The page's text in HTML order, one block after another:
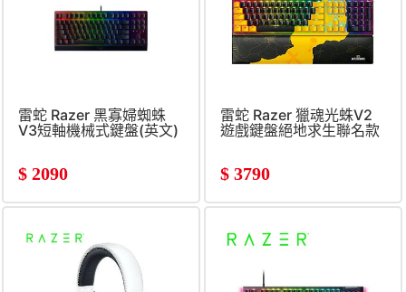
雷蛇 Razer 黑寡婦蜘蛛
V3短軸機械式鍵盤(英文)
$ 2090
雷蛇 Razer 獵魂光蛛V2
遊戲鍵盤絕地求生聯名款
$ 3790